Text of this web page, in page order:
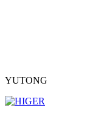
YUTONG